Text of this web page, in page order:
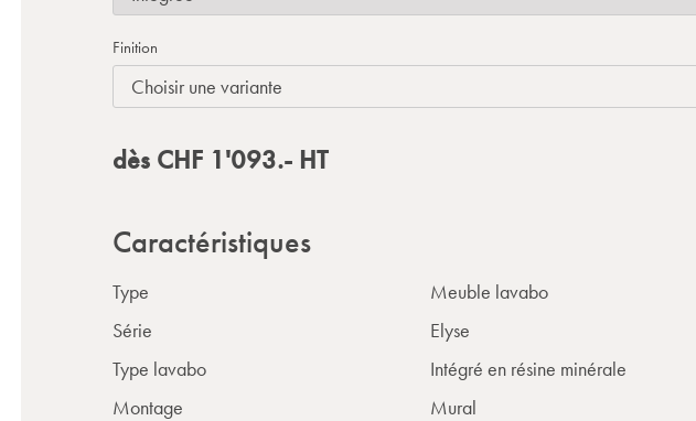
Finition
dès CHF 1'093.- HT
Caractéristiques
Type
Meuble lavabo
Série
Elyse
Type lavabo
Intégré en résine minérale
Montage
Mural